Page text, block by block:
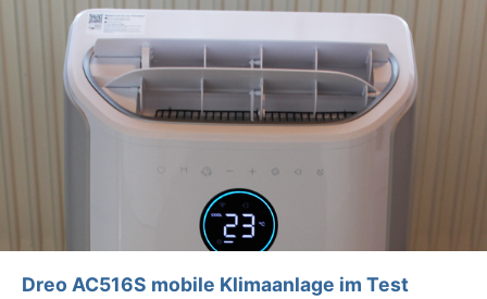
Dreo AC516S mobile Klimaanlage im Test